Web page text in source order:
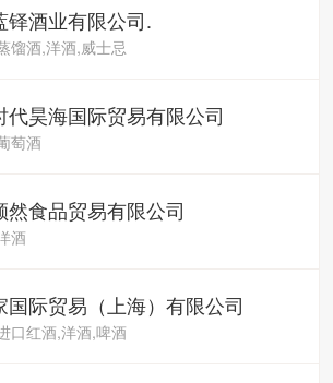
铎酒业有限公司.
馏酒,洋酒,威士忌
代昊海国际贸易有限公司
萄酒
然食品贸易有限公司
酒
国际贸易（上海）有限公司
口红酒,洋酒,啤酒